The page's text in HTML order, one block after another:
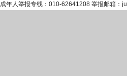
人举报专线：010-62641208 举报邮箱：